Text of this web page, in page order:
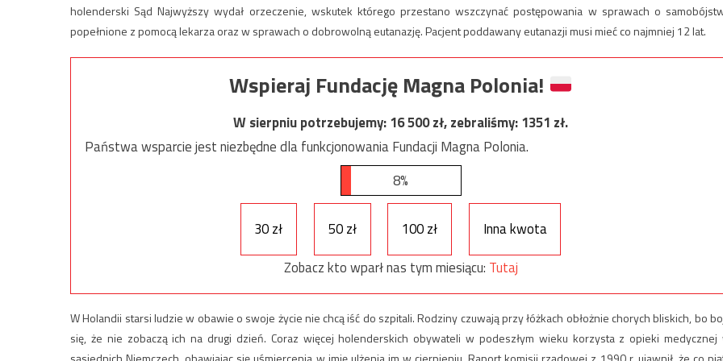
holenderski Sąd Najwyższy wydał orzeczenie, wskutek którego przestano wszczynać postępowania w sprawach o
popełnione z pomocą lekarza oraz w sprawach o dobrowolną eutanazję. Pacjent poddawany eutanazji musi mieć co najmniej 12 lat.
Wspieraj Fundację Magna Polonia!
W sierpniu potrzebujemy:16 500zł, zebraliśmy:1351 zł.
Państwa wsparcie jest niezbędne dla funkcjonowania Fundacji Magna Polonia.
8%
30 zł 50 zł 100 zł
Inna kwota
Zobacz kto wparł nas tym miesiącu: Tutaj
W Holandii starsi ludzie w obawie o swoje życie nie chcą iść do szpitali. Rodziny czuwają przy łóżkach obłożnie chorych bliskich, bo
się, że nie zobaczą ich na drugi dzień. Coraz więcej holenderskich obywateli w podeszłym wieku korzysta z opieki medycznej